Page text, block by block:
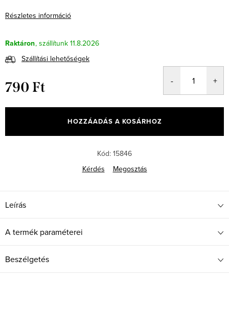
Részletes információ
Raktáron
11.8.2026
Szállítási lehetőségek
790 Ft
HOZZÁADÁS A KOSÁRHOZ
Kód: 15846
Kérdés
Megosztás
Leírás
A termék paraméterei
Beszélgetés